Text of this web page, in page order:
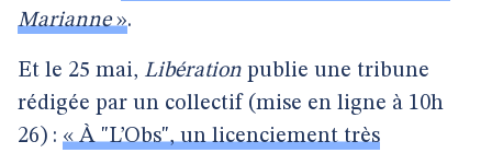
Marianne».
Et le 25 mai, Libération publie une tribune
rédigée par un collectif (mise en ligne à 10h
26) : « À "L’Obs", un licenciement très